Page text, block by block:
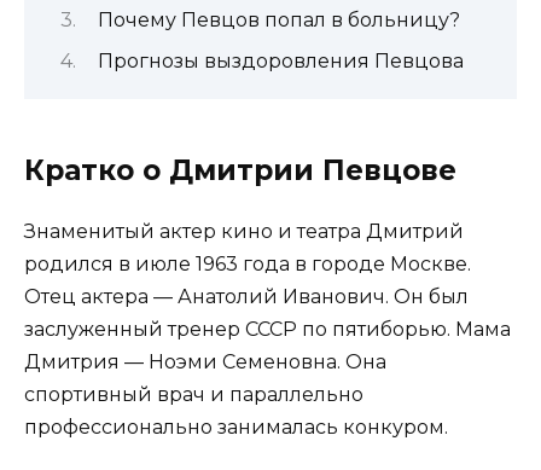
Почему Певцов попал в больницу?
Прогнозы выздоровления Певцова
Кратко о Дмитрии Певцове
Знаменитый актер кино и театра Дмитрий
родился в июле 1963 года в городе Москве.
Отец актера — Анатолий Иванович. Он был
заслуженный тренер СССР по пятиборью. Мама
Дмитрия — Ноэми Семеновна. Она
спортивный врач и параллельно
профессионально занималась конкуром.